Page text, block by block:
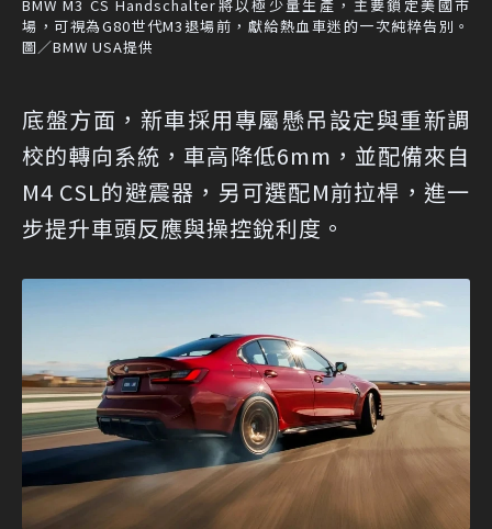
BMW M3 CS Handschalter將以極少量生產，主要鎖定美國市
場，可視為G80世代M3退場前，獻給熱血車迷的一次純粹告別。
圖／BMW USA提供
底盤方面，新車採用專屬懸吊設定與重新調
校的轉向系統，車高降低6mm，並配備來自
M4 CSL的避震器，另可選配M前拉桿，進一
步提升車頭反應與操控銳利度。